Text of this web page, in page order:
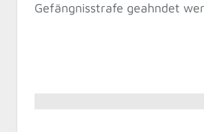
Gefängnisstrafe geahndet